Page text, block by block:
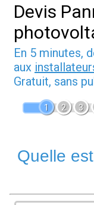
Devis
En 5 minutes,
aux
Gratuit, sans
1 2 3
Quelle